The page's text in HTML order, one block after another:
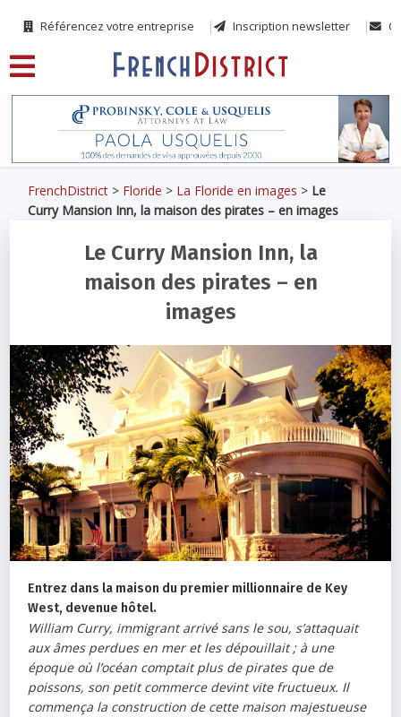
Référencez votre entreprise Inscription newsletter
FrenchDistrict > Floride > La Floride en images > Le
Curry Mansion Inn, la maison des pirates – en images
Le Curry Mansion Inn, la
maison des pirates – en
images
Entrez dans la maison du premier millionnaire de Key
West, devenue hôtel.
William Curry, immigrant arrivé sans le sou, s’attaquait
aux âmes perdues en mer et les dépouillait ; à une
époque où l’océan comptait plus de pirates que de
poissons, son petit commerce devint vite fructueux. Il
commença la construction de cette maison majestueuse